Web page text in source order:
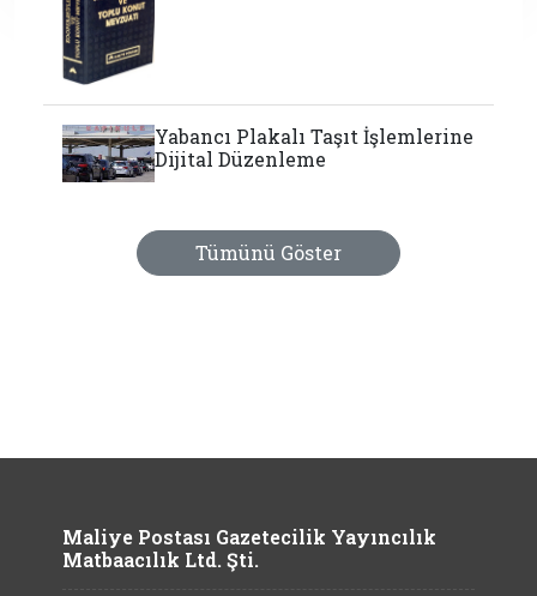
Yabancı Plakalı Taşıt İşlemlerine
Dijital Düzenleme
Tümünü Göster
Maliye Postası Gazetecilik Yayıncılık
Matbaacılık Ltd. Şti.